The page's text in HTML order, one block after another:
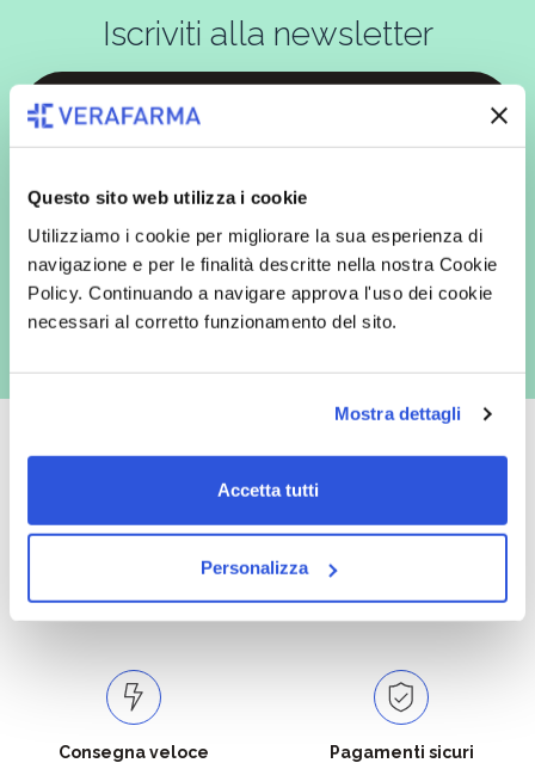
Questo sito web utilizza i cookie
Utilizziamo i cookie per migliorare la sua esperienza di
navigazione e per le finalità descritte nella nostra Cookie
Policy. Continuando a navigare approva l'uso dei cookie
necessari al corretto funzionamento del sito.
Mostra dettagli
Accetta tutti
Personalizza
Iscriviti alla newsletter
espressamente al trattamento dei miei dati personali per finalità
marketing (con modalità telematiche - quali ad es. newsletter ed e-mail
con inviti e comunicazioni commerciali - e modalità tradizionali, quali ad
es. posta cartacea)
Catalogo prodotti ampio e completo
Con un acquisto minimo di 29.90 €
Consegna veloce Pagamenti sicuri